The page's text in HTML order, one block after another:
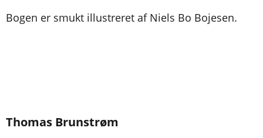
Bogen er smukt illustreret af Niels Bo Bojesen.
Thomas Brunstrøm